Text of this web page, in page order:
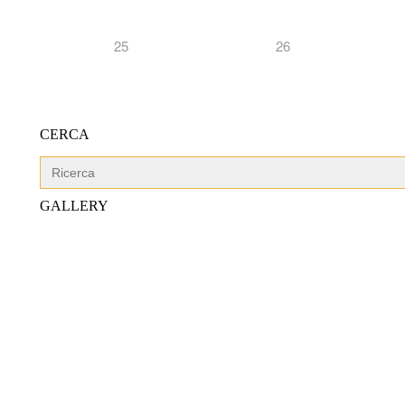
25 26
CERCA
Search
for:
GALLERY